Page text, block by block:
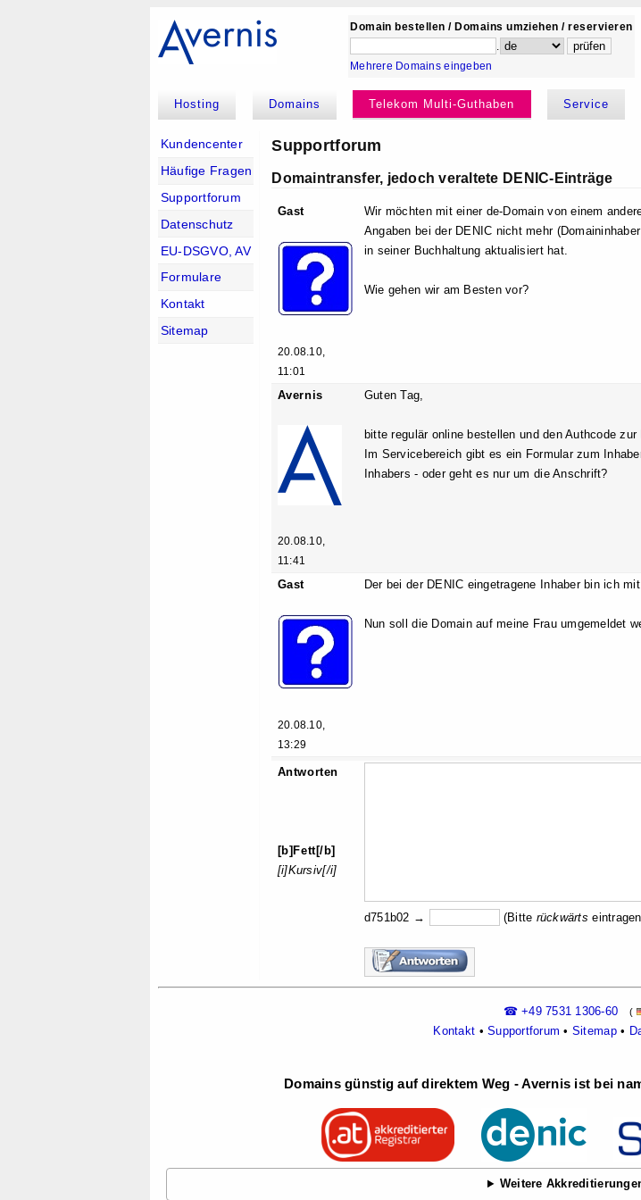
Domain bestellen / Domains umziehen / reservieren
.
Mehrere Domains eingeben
Hosting Domains Telekom Multi-Guthaben Service
Kundencenter
Häufige Fragen
Supportforum
Datenschutz
EU-DSGVO, AV
Formulare
Kontakt
Sitemap
Supportforum
Domaintransfer, jedoch veraltete DENIC-Einträge
Gast
20.08.10,
11:01
Wir möchten mit einer de-Domain von einem
Angaben bei der DENIC nicht mehr
in seiner Buchhaltung aktualisiert hat.
Wie gehen wir am Besten vor?
Avernis
20.08.10,
11:41
Guten Tag,
bitte regulär online bestellen und den Authcode
Im Servicebereich gibt es ein Formular zum
Inhabers - oder geht es nur um die Anschrift?
Gast
20.08.10,
13:29
Der bei der DENIC eingetragene Inhaber bin ich
Nun soll die Domain auf meine Frau umgemeldet
Antworten
[b]Fett[/b]
[i]Kursiv[/i]
d751b02 → (Bitte rückwärts
☎ +49 7531 1306-60 (
Kontakt •Supportforum • Sitemap•
Domains günstig auf direktem Weg - Avernis ist bei
Weitere